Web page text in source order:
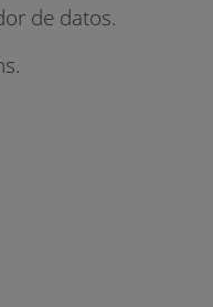
de
tu
relacionadas
tecnológicas más
reales para la
Gracias a la
de datos.